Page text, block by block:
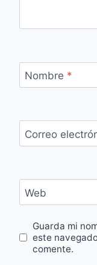
Nombre *
Correo
Web
Guarda mi
este
comente.